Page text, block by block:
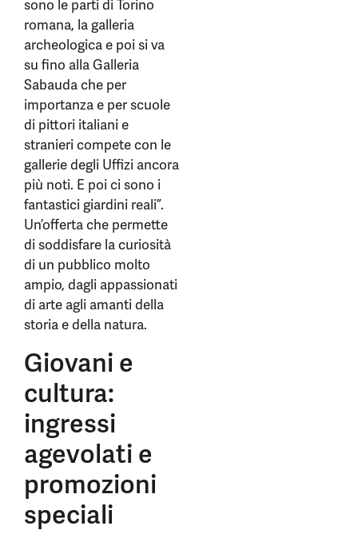
sono le parti di Torino
romana, la galleria
archeologica e poi si va
su fino alla Galleria
Sabauda che per
importanza e per scuole
di pittori italiani e
stranieri compete con le
gallerie degli Uffizi ancora
più noti. E poi ci sono i
fantastici giardini reali”.
Un’offerta che permette
di soddisfare la curiosità
di un pubblico molto
ampio, dagli appassionati
di arte agli amanti della
storia e della natura.
Giovani e
cultura:
ingressi
agevolati e
promozioni
speciali